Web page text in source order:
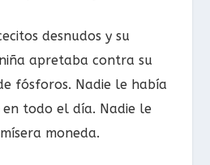
desnudos y su
apretaba contra su
fósforos. Nadie le había
todo el día. Nadie le
moneda.